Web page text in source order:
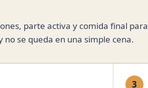
parte activa y comida final para
se queda en una simple cena.
3